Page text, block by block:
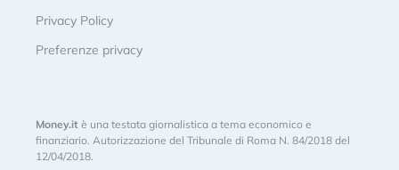
Privacy Policy
Preferenze privacy
Money.it è una testata giornalistica a tema economico e
finanziario. Autorizzazione del Tribunale di Roma N. 84/2018 del
12/04/2018.